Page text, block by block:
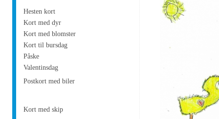
Hesten kort
Kort med dyr
Kort med blomster
Kort til bursdag
Påske
Valentinsdag
Postkort med biler
Kort med skip